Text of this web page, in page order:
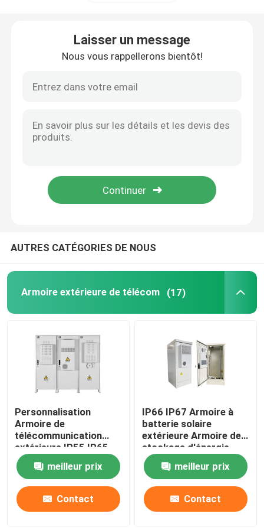
Système hybride télécom
Module de rectificateur
Batterie au lithium de télécommunication
Laisser un message
Nous vous rappellerons bientôt!
AUTRES CATÉGORIES DE NOUS
Armoire extérieure de télécom (17)
Personnalisation
Armoire de
télécommunication
extérieure IP55 IP65
avec revêtement en
poudre meilleur prix
Contact
IP66 IP67 Armoire à
batterie solaire
extérieure Armoire de
stockage d'énergie
1850*1500*750mm
meilleur prix
Contact